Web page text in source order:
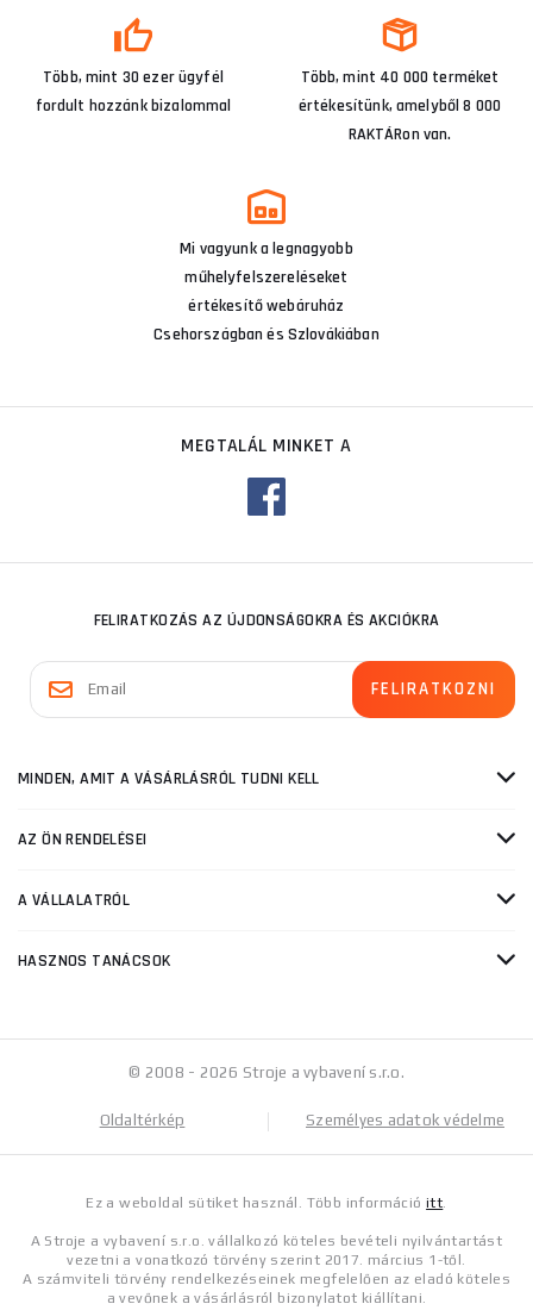
Több, mint 30 ezer ügyfél
fordult hozzánk bizalommal
Több, mint 40 000 terméket
értékesítünk, amelyből 8 000
RAKTÁRon van.
Mi vagyunk a legnagyobb
műhelyfelszereléseket
értékesítő webáruház
Csehországban és Szlovákiában
MEGTALÁL MINKET A
FELIRATKOZÁS AZ ÚJDONSÁGOKRA ÉS AKCIÓKRA
MINDEN, AMIT A VÁSÁRLÁSRÓL TUDNI KELL
AZ ÖN RENDELÉSEI
A VÁLLALATRÓL
HASZNOS TANÁCSOK
© 2008 - 2026 Stroje a vybavení s.r.o.
Oldaltérkép Személyes adatok védelme
Ez a weboldal sütiket használ. Több információitt.
A Stroje a vybavení s.r.o. vállalkozó köteles bevételi nyilvántartást
vezetni a vonatkozó törvény szerint 2017. március 1-től.
A számviteli törvény rendelkezéseinek megfelelően az eladó köteles
a vevőnek a vásárlásról bizonylatot kiállítani.